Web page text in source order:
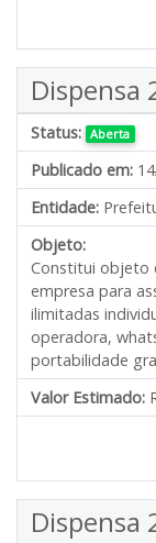
Dispensa
Status: Aberta
Publicado em:
Entidade:
Objeto:
Constitui objeto
empresa para
ilimitadas
operadora,
portabilidade
Valor Estimado:
Dispensa